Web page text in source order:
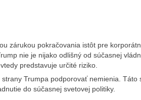
zárukou pokračovania istôt pre
nie je nijako odlišný od súčasnej
predstavuje určité riziko.
Trumpa podporovať nemienia. Táto
do súčasnej svetovej politiky.